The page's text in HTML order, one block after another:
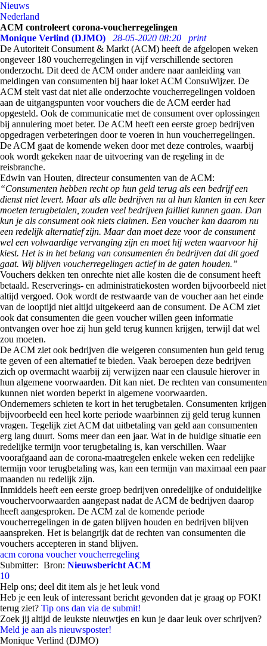
Nieuws
Nederland
ACM controleert corona-voucherregelingen
Monique Verlind (DJMO)
28-05-2020 08:20
print
De Autoriteit Consument & Markt (ACM) heeft de afgelopen weken
ongeveer 180 voucherregelingen in vijf verschillende sectoren
onderzocht. Dit deed de ACM onder andere naar aanleiding van
meldingen van consumenten bij haar loket ACM ConsuWijzer. De
ACM stelt vast dat niet alle onderzochte voucherregelingen voldoen
aan de uitgangspunten voor vouchers die de ACM eerder had
opgesteld. Ook de communicatie met de consument over oplossingen
bij annulering moet beter. De ACM heeft een eerste groep bedrijven
opgedragen verbeteringen door te voeren in hun voucherregelingen.
De ACM gaat de komende weken door met deze controles, waarbij
ook wordt gekeken naar de uitvoering van de regeling in de
reisbranche.
Edwin van Houten, directeur consumenten van de ACM:
“Consumenten hebben recht op hun geld terug als een bedrijf een
dienst niet levert. Maar als alle bedrijven nu al hun klanten in een keer
moeten terugbetalen, zouden veel bedrijven failliet kunnen gaan. Dan
kun je als consument ook niets claimen. Een voucher kan daarom nu
een redelijk alternatief zijn. Maar dan moet deze voor de consument
wel een volwaardige vervanging zijn en moet hij weten waarvoor hij
kiest. Het is in het belang van consumenten én bedrijven dat dit goed
gaat. Wij blijven voucherregelingen actief in de gaten houden.”
Vouchers dekken ten onrechte niet alle kosten die de consument heeft
betaald. Reserverings- en administratiekosten worden bijvoorbeeld niet
altijd vergoed. Ook wordt de restwaarde van de voucher aan het einde
van de looptijd niet altijd uitgekeerd aan de consument. De ACM ziet
ook dat consumenten die geen voucher willen geen informatie
ontvangen over hoe zij hun geld terug kunnen krijgen, terwijl dat wel
zou moeten.
De ACM ziet ook bedrijven die weigeren consumenten hun geld terug
te geven of een alternatief te bieden. Vaak beroepen deze bedrijven
zich op overmacht waarbij zij verwijzen naar een clausule hierover in
hun algemene voorwaarden. Dit kan niet. De rechten van consumenten
kunnen niet worden beperkt in algemene voorwaarden.
Ondernemers schieten te kort in het terugbetalen. Consumenten krijgen
bijvoorbeeld een heel korte periode waarbinnen zij geld terug kunnen
vragen. Tegelijk ziet ACM dat uitbetaling van geld aan consumenten
erg lang duurt. Soms meer dan een jaar. Wat in de huidige situatie een
redelijke termijn voor terugbetaling is, kan verschillen. Waar
voorafgaand aan de corona-maatregelen enkele weken een redelijke
termijn voor terugbetaling was, kan een termijn van maximaal een paar
maanden nu redelijk zijn.
Inmiddels heeft een eerste groep bedrijven onredelijke of onduidelijke
vouchervoorwaarden aangepast nadat de ACM de bedrijven daarop
heeft aangesproken. De ACM zal de komende periode
voucherregelingen in de gaten blijven houden en bedrijven blijven
aanspreken. Het is belangrijk dat de rechten van consumenten die
vouchers accepteren in stand blijven.
acm corona voucher voucherregeling
Submitter: Bron: Nieuwsbericht ACM
10
Help ons; deel dit item als je het leuk vond
Heb je een leuk of interessant bericht gevonden dat je graag op FOK!
terug ziet? Tip ons dan via de submit!
Zoek jij altijd de leukste nieuwtjes en kun je daar leuk over schrijven?
Meld je aan als nieuwsposter!
Monique Verlind (DJMO)